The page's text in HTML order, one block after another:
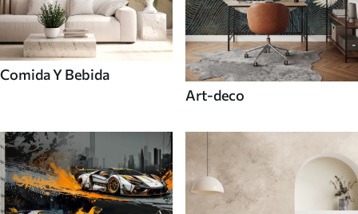
Comida Y Bebida
Art-deco